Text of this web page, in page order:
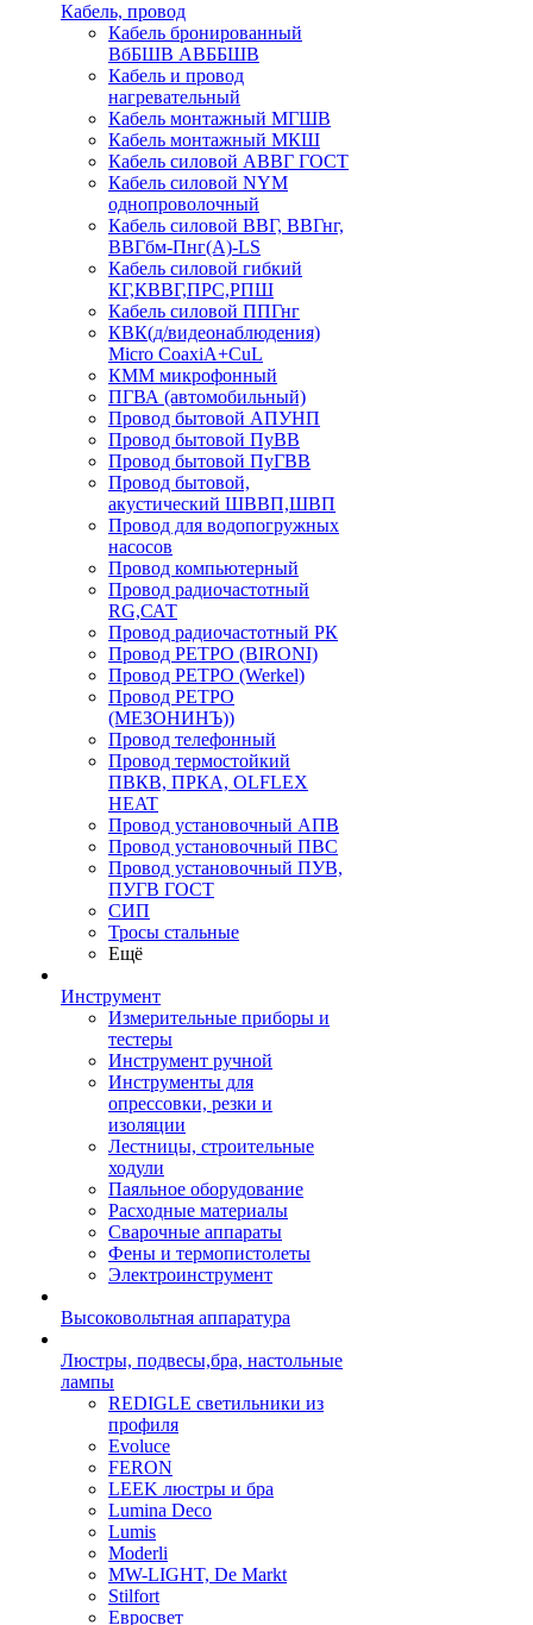
Кабель, провод
Кабель бронированный
ВбБШВ АВББШВ
Кабель и провод
нагревательный
Кабель монтажный МГШВ
Кабель монтажный МКШ
Кабель силовой АВВГ ГОСТ
Кабель силовой NYM
однопроволочный
Кабель силовой ВВГ, ВВГнг,
ВВГбм-Пнг(А)-LS
Кабель силовой гибкий
КГ,КВВГ,ПРС,РПШ
Кабель силовой ППГнг
КВК(д/видеонаблюдения)
Micro CoaxiA+CuL
КММ микрофонный
ПГВА (автомобильный)
Провод бытовой АПУНП
Провод бытовой ПуВВ
Провод бытовой ПуГВВ
Провод бытовой,
акустический ШВВП,ШВП
Провод для водопогружных
насосов
Провод компьютерный
Провод радиочастотный
RG,САТ
Провод радиочастотный РК
Провод РЕТРО (BIRONI)
Провод РЕТРО (Werkel)
Провод РЕТРО
(МЕЗОНИНЪ))
Провод телефонный
Провод термостойкий
ПВКВ, ПРКА, OLFLEX
HEAT
Провод установочный АПВ
Провод установочный ПВС
Провод установочный ПУВ,
ПУГВ ГОСТ
СИП
Тросы стальные
Ещё
Инструмент
Измерительные приборы и
тестеры
Инструмент ручной
Инструменты для
опрессовки, резки и
изоляции
Лестницы, строительные
ходули
Паяльное оборудование
Расходные материалы
Сварочные аппараты
Фены и термопистолеты
Электроинструмент
Высоковольтная аппаратура
Люстры, подвесы,бра, настольные
лампы
REDIGLE светильники из
профиля
Evoluce
FERON
LEEK люстры и бра
Lumina Deco
Lumis
Moderli
MW-LIGHT, De Markt
Stilfort
Евросвет